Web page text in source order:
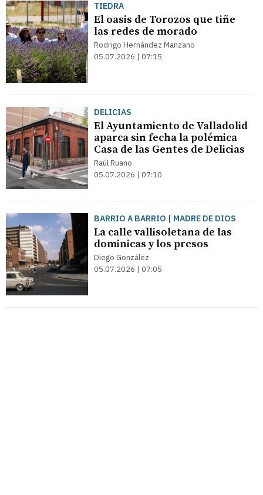
TIEDRA
El oasis de Torozos que tiñe
las redes de morado
Rodrigo Hernández Manzano
05.07.2026 | 07:15
DELICIAS
El Ayuntamiento de Valladolid
aparca sin fecha la polémica
Casa de las Gentes de Delicias
Raúl Ruano
05.07.2026 | 07:10
BARRIO A BARRIO | MADRE DE DIOS
La calle vallisoletana de las
dominicas y los presos
Diego González
05.07.2026 | 07:05